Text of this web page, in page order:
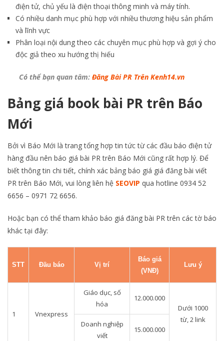
điện tử, chủ yếu là điện thoại thông minh và máy tính.
Có nhiều danh mục phù hợp với nhiều thương hiệu sản phẩm
và lĩnh vực
Phân loại nội dung theo các chuyên mục phù hợp và gợi ý cho
độc giả theo xu hướng thị hiếu
Có thể bạn quan tâm: Đăng Bài PR Trên Kenh14.vn
Bảng giá book bài PR trên Báo
Mới
Bởi vì Báo Mới là trang tổng hợp tin tức từ các đầu báo điện tử
hàng đầu nên báo giá bài PR trên Báo Mới cũng rất hợp lý. Để
biết thông tin chi tiết, chính xác bảng báo giá giá đăng bài viết
PR trên Báo Mới, vui lòng liên hệ SEOVIP qua hotline 0934 52
6656 – 0971 72 6656.
Hoặc bạn có thể tham khảo báo giá đăng bài PR trên các tờ báo
khác tại đây:
STT Đầu báo Vị trí
Báo giá
(VNĐ)
Lưu ý
1 Vnexpress
Giáo dục, số
hóa
12.000.000
Dưới 1000
từ, 2 link
Doanh nghiệp
viết
15.000.000